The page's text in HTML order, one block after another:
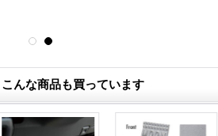
んな商品も買っています